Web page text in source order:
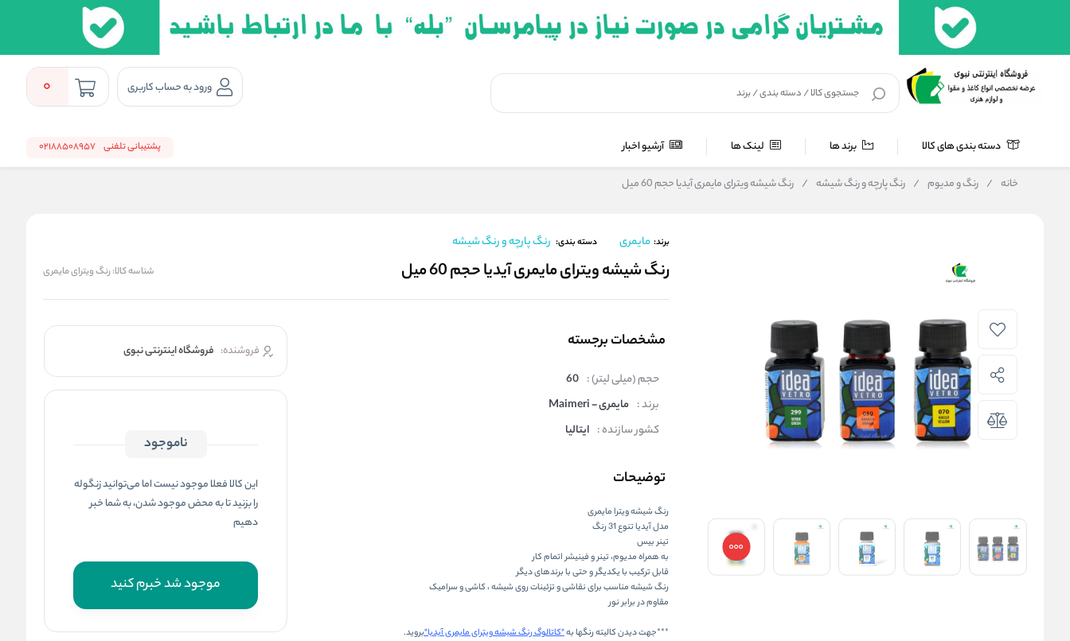
ورود به حساب کاربری 0
دسته بندی های کالا برند ها لینک ها آرشیو اخبار پشتیبانی تلفنی 02188508957
خانه / رنگ و مدیوم / رنگ پارچه و رنگ شیشه / رنگ شیشه ویترای مایمری آیدیا حجم 60 میل
برند: مایمری دسته بندی: رنگ پارچه و رنگ شیشه
رنگ شیشه ویترای مایمری آیدیا حجم 60 میل شناسه کالا:رنگ ویترای مایمری
مشخصات برجسته
حجم (میلی لیتر) : 60
برند : مایمری - Maimeri
کشور سازنده : ایتالیا
توضیحات
رنگ شیشه ویترا مایمری
مدل آیدیا تنوع 31 رنگ
تینر بیس
به همراه مدیوم، تینر و فینیشر اتمام کار
قابل ترکیب با یکدیگر و حتی با برندهای دیگر
رنگ شیشه مناسب برای نقاشی و تزئینات روی شیشه ، کاشی و سرامیک
مقاوم در برابر نور
***جهت دیدن کالیته رنگها به"کاتالوگ رنگ شیشه ویترای مایمری آیدیا"بروید.
فروشنده: فروشگاه اینترنتی نبوی
ناموجود
این کالا فعلا موجود نیست اما می‌توانید زنگوله
را بزنید تا به محض موجود شدن، به شما خبر
دهیم
موجود شد خبرم کنید